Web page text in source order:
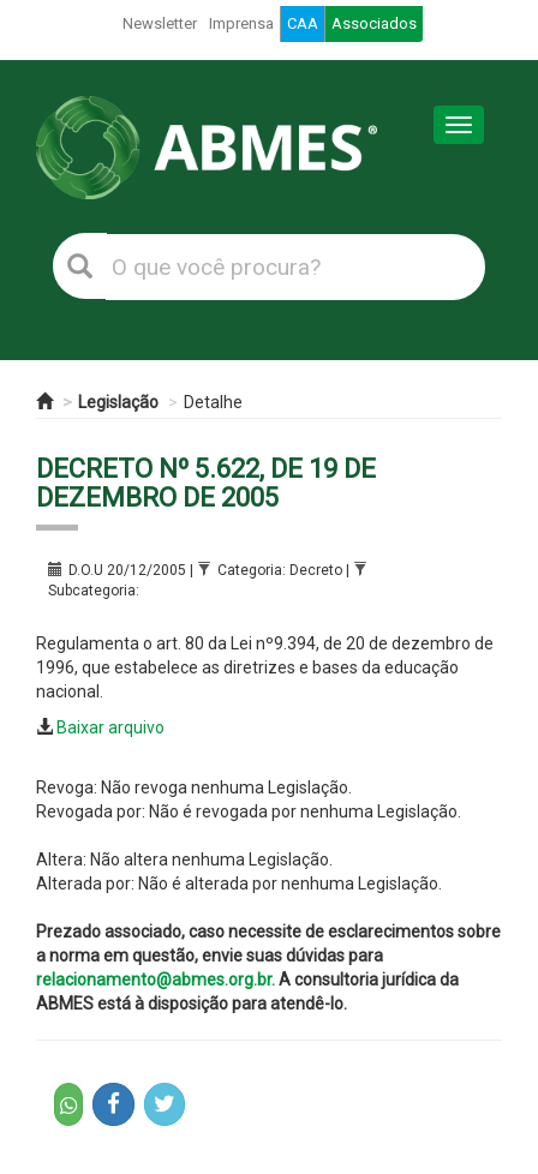
Newsletter Imprensa CAA Associados
Toggle
Legislação Detalhe
DECRETO Nº 5.622, DE 19 DE
DEZEMBRO DE 2005
D.O.U 20/12/2005 |
Categoria: Decreto |
Subcategoria:
Regulamenta o art. 80 da Lei nº9.394, de 20 de dezembro de
1996, que estabelece as diretrizes e bases da educação
nacional.
Baixar arquivo
Revoga: Não revoga nenhuma Legislação.
Revogada por: Não é revogada por nenhuma Legislação.
Altera: Não altera nenhuma Legislação.
Alterada por: Não é alterada por nenhuma Legislação.
Prezado associado, caso necessite de esclarecimentos sobre
a norma em questão, envie suas dúvidas para
relacionamento@abmes.org.br.A consultoria jurídica da
ABMES está à disposição para atendê-lo.